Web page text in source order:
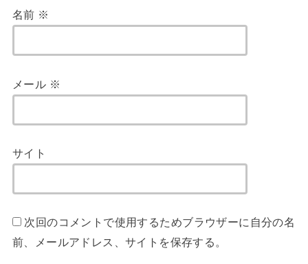
名前 ※
メール ※
サイト
次回のコメントで使用するためブラウザーに自分の名
前、メールアドレス、サイトを保存する。